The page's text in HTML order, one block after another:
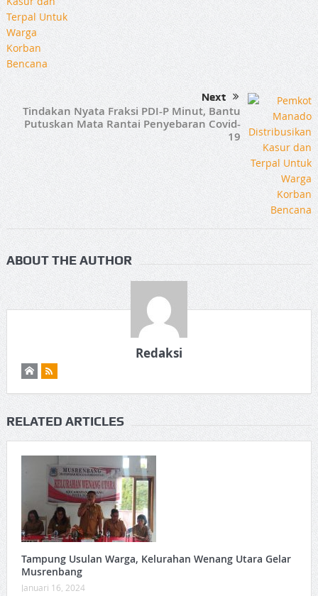
Next
Tindakan Nyata Fraksi PDI-P Minut, Bantu
Putuskan Mata Rantai Penyebaran Covid-
19
ABOUT THE AUTHOR
Redaksi
RELATED ARTICLES
Tampung Usulan Warga, Kelurahan Wenang Utara Gelar
Musrenbang
Januari 16, 2024